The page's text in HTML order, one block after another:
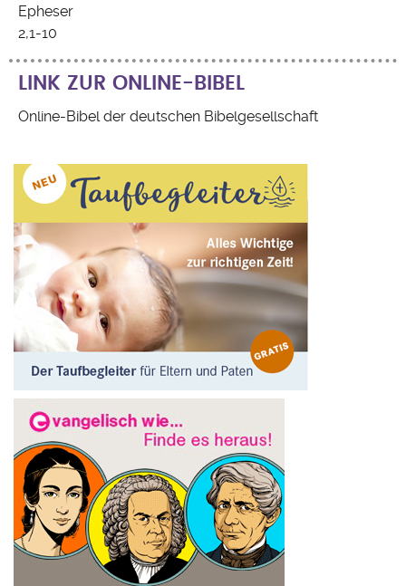
Epheser
2,1-10
LINK ZUR ONLINE-BIBEL
Online-Bibel der deutschen Bibelgesellschaft